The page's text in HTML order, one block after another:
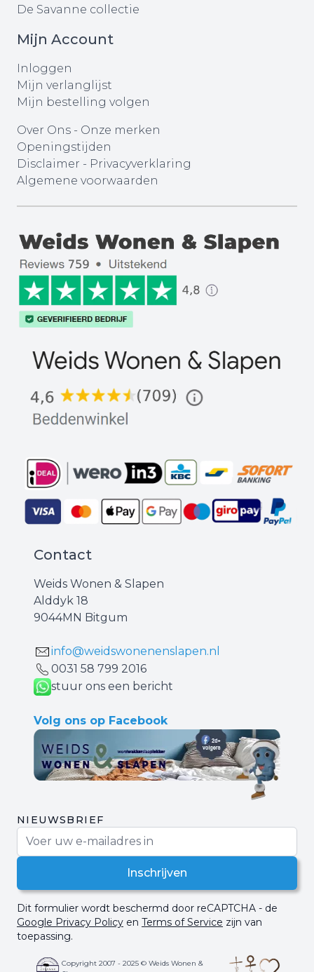
De Savanne collectie
Mijn Account
Inloggen
Mijn verlanglijst
Mijn bestelling volgen
Over Ons - Onze merken
Openingstijden
Disclaimer - Privacyverklaring
Algemene voorwaarden
Contact
Weids Wonen & Slapen
Alddyk 18
9044MN Bitgum
info@weidswonenenslapen.nl
0031 ‪58 799 2016‬
stuur ons een bericht
Volg ons op Facebook
NIEUWSBRIEF
Inschrijven
Dit formulier wordt beschermd door reCAPTCHA - de
Google Privacy Policy en Terms of Service zijn van
toepassing.
Copyright 2007 - 2025 © Weids Wonen &